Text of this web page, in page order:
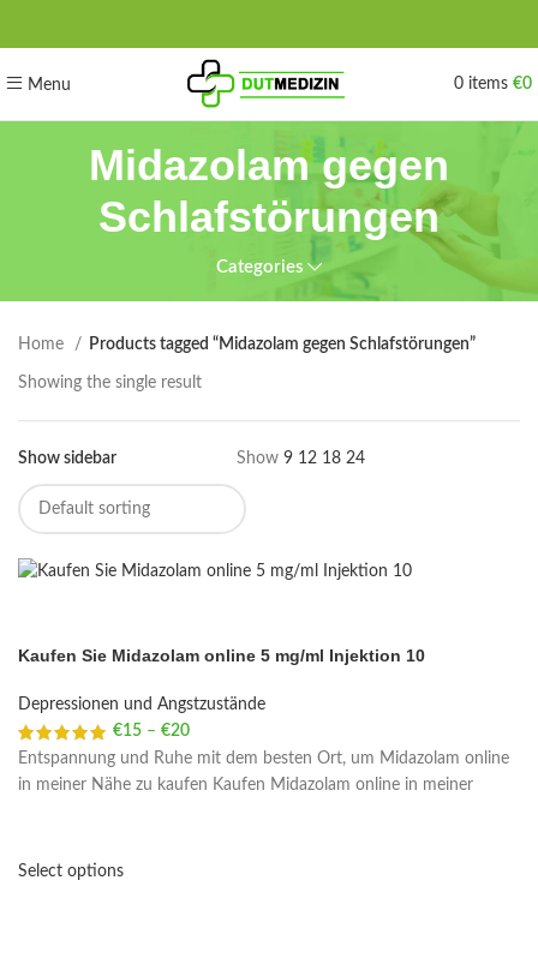
Menu 0 items €0
Midazolam gegen
Schlafstörungen
Categories
Home Products tagged “Midazolam gegen Schlafstörungen”
Showing the single result
Show sidebar Show 9 12 18 24
Kaufen Sie Midazolam online 5 mg/ml Injektion 10
Depressionen und Angstzustände
€15 – €20
Entspannung und Ruhe mit dem besten Ort, um Midazolam online
in meiner Nähe zu kaufen Kaufen Midazolam online in meiner
Select options